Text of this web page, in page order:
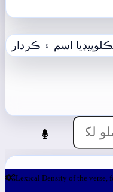
اسم ۽ ڪردار
Lexical Density of the verse,